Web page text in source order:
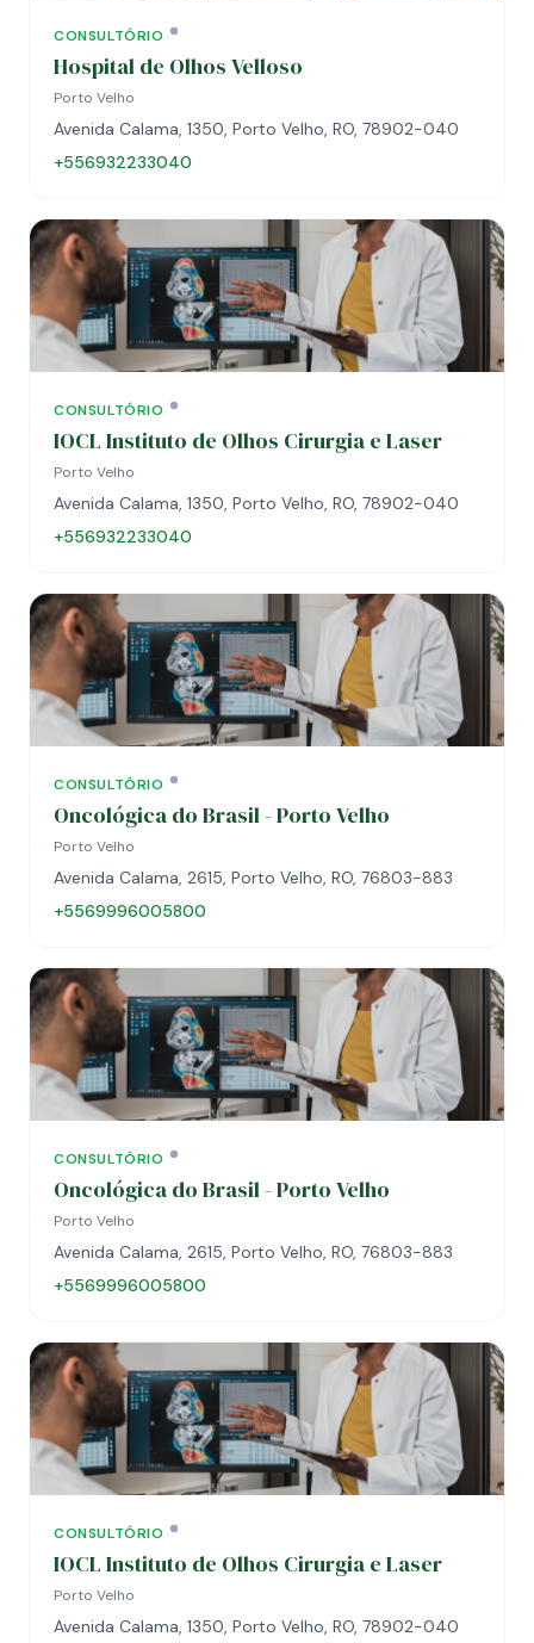
CONSULTÓRIO
Hospital de Olhos Velloso
Porto Velho
Avenida Calama, 1350, Porto Velho, RO, 78902-040
+556932233040
CONSULTÓRIO
IOCL Instituto de Olhos Cirurgia e Laser
Porto Velho
Avenida Calama, 1350, Porto Velho, RO, 78902-040
+556932233040
CONSULTÓRIO
Oncológica do Brasil - Porto Velho
Porto Velho
Avenida Calama, 2615, Porto Velho, RO, 76803-883
+5569996005800
CONSULTÓRIO
Oncológica do Brasil - Porto Velho
Porto Velho
Avenida Calama, 2615, Porto Velho, RO, 76803-883
+5569996005800
CONSULTÓRIO
IOCL Instituto de Olhos Cirurgia e Laser
Porto Velho
Avenida Calama, 1350, Porto Velho, RO, 78902-040